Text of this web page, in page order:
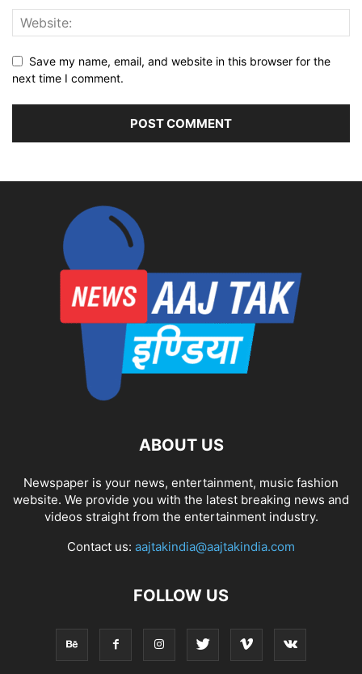
Save my name, email, and website in this browser for the
next time I comment.
ABOUT US
Newspaper is your news, entertainment, music fashion
website. We provide you with the latest breaking news and
videos straight from the entertainment industry.
Contact us: aajtakindia@aajtakindia.com
FOLLOW US